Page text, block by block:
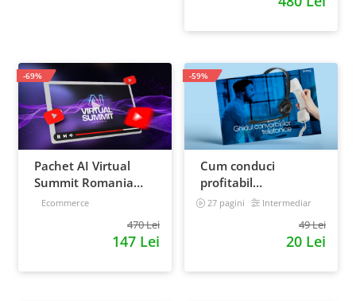
strategia de business
Pachet AI Virtual
Summit Romania
2026: inregistrari +
Ecommerce
470 Lei
147 Lei
-69%
Cum conduci
profitabil
convorbirile
27 pagini Intermediar
49 Lei
20 Lei
-59%